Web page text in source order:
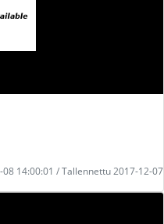
08 14:00:01 / Tallennettu 2017-12-07